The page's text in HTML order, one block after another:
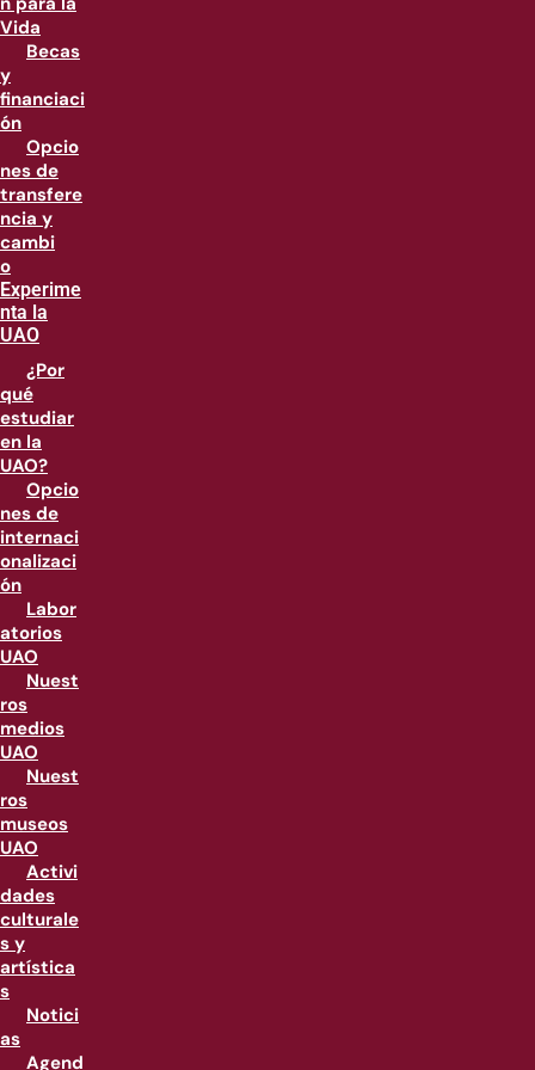
Vida
Becas
y
financiaci
ón
Opcio
nes de
transfere
ncia y
cambi
o
Experime
nta la
UAO
¿Por
qué
estudiar
en la
UAO?
Opcio
nes de
internaci
onalizaci
ón
Labor
atorios
UAO
Nuest
ros
medios
UAO
Nuest
ros
museos
UAO
Activi
dades
culturale
s y
artística
s
Notici
as
Agend